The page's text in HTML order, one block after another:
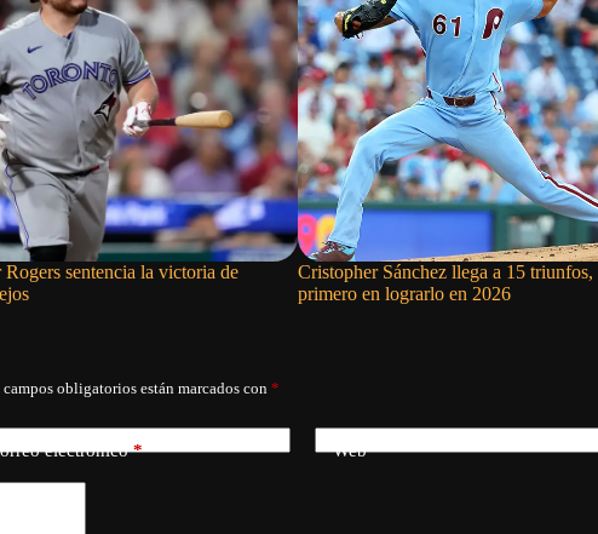
Rogers sentencia la victoria de
Cristopher Sánchez llega a 15 triunfos,
primero en lograrlo en 2026
campos obligatorios están marcados con *
electrónico* Web